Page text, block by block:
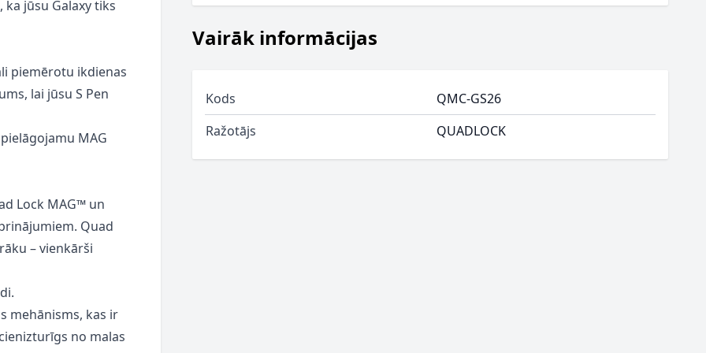
jūsu Galaxy tiks
piemērotu ikdienas
lai jūsu S Pen
MAG
Lock MAG™ un
Quad
– vienkārši
mehānisms, kas ir
no malas
Vairāk informācijas
Kods
QMC-GS26
Ražotājs
QUADLOCK